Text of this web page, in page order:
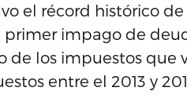
el récord histórico
impago de
de los impuestos que
entre el 2013 y